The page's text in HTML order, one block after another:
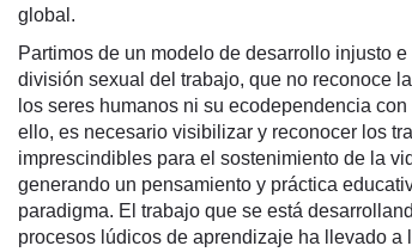
global.
Partimos de un modelo de desarrollo injusto
división sexual del trabajo, que no reconoce
los seres humanos ni su ecodependencia
ello, es necesario visibilizar y reconocer los
imprescindibles para el sostenimiento de la
generando un pensamiento y práctica
paradigma. El trabajo que se está
procesos lúdicos de aprendizaje ha llevado a